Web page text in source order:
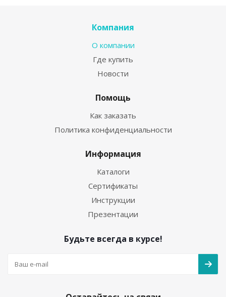
Компания
О компании
Где купить
Новости
Помощь
Как заказать
Политика конфиденциальности
Информация
Каталоги
Сертификаты
Инструкции
Презентации
Будьте всегда в курсе!